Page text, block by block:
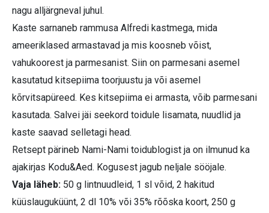
nagu alljärgneval juhul.
Kaste sarnaneb rammusa Alfredi kastmega, mida
ameeriklased armastavad ja mis koosneb võist,
vahukoorest ja parmesanist. Siin on parmesani asemel
kasutatud kitsepiima toorjuustu ja või asemel
kõrvitsapüreed. Kes kitsepiima ei armasta, võib parmesani
kasutada. Salvei jäi seekord toidule lisamata, nuudlid ja
kaste saavad selletagi head.
Retsept pärineb Nami-Nami toidublogist ja on ilmunud ka
ajakirjas Kodu&Aed. Kogusest jagub neljale sööjale.
Vaja läheb: 50 g lintnuudleid, 1 sl võid, 2 hakitud
küüslauguküünt, 2 dl 10% või 35% rõõska koort, 250 g